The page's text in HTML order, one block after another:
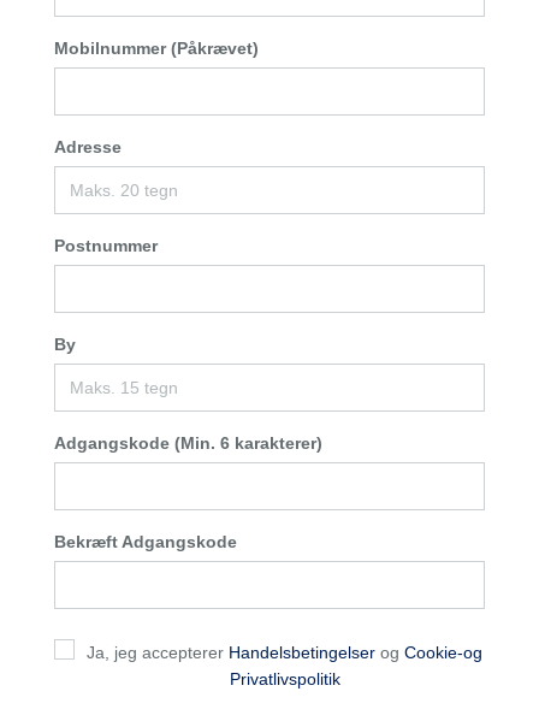
Mobilnummer (Påkrævet)
Adresse
Postnummer
By
Adgangskode (Min. 6 karakterer)
Bekræft Adgangskode
Ja, jeg accepterer Handelsbetingelser og Cookie-og
Privatlivspolitik